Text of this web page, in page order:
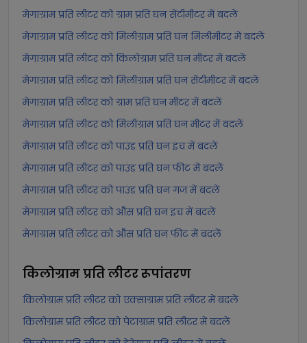
मेगाग्राम प्रति लीटर को ग्राम प्रति घन सेंटीमीटर में बदलें
मेगाग्राम प्रति लीटर को मिलीग्राम प्रति घन मिलीमीटर में बदलें
मेगाग्राम प्रति लीटर को किलोग्राम प्रति घन मीटर में बदलें
मेगाग्राम प्रति लीटर को मिलीग्राम प्रति घन सेंटीमीटर में बदलें
मेगाग्राम प्रति लीटर को ग्राम प्रति घन मीटर में बदलें
मेगाग्राम प्रति लीटर को मिलीग्राम प्रति घन मीटर में बदलें
मेगाग्राम प्रति लीटर को पाउंड प्रति घन इंच में बदलें
मेगाग्राम प्रति लीटर को पाउंड प्रति घन फीट में बदलें
मेगाग्राम प्रति लीटर को पाउंड प्रति घन गज में बदलें
मेगाग्राम प्रति लीटर को औंस प्रति घन इंच में बदलें
मेगाग्राम प्रति लीटर को औंस प्रति घन फीट में बदलें
किलोग्राम प्रति लीटररूपांतरण
किलोग्राम प्रति लीटर को एक्साग्राम प्रति लीटर में बदलें
किलोग्राम प्रति लीटर को पेटाग्राम प्रति लीटर में बदलें